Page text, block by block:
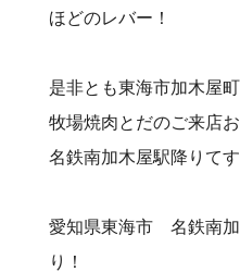
ほどのレバー！
是非とも東海市加木屋
牧場焼肉とだのご来店
名鉄南加木屋駅降りてす
愛知県東海市 名鉄南
り！⠀